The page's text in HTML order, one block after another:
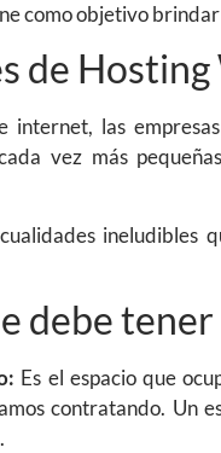
como objetivo
de Hosting
internet, las
vez más
debe
Es el espacio que
contratando. Un